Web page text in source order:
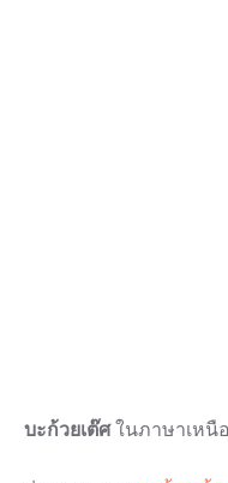
บะก้วยเต๊ศในภาษาเหนื